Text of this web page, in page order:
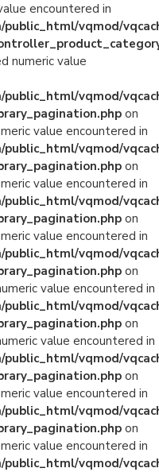
encountered in
public_html/vqmod/
numeric value
public_html/vqmod/
on
value encountered in
public_html/vqmod/
on
value encountered in
public_html/vqmod/
on
value encountered in
public_html/vqmod/
on
value encountered in
public_html/vqmod/
on
value encountered in
public_html/vqmod/
on
value encountered in
public_html/vqmod/
on
value encountered in
public_html/vqmod/